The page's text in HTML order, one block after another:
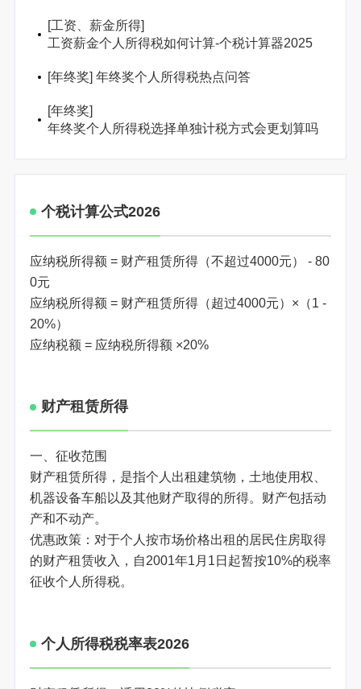
[工资、薪金所得]
工资薪金个人所得税如何计算-个税计算器2025
[年终奖] 年终奖个人所得税热点问答
[年终奖]
年终奖个人所得税选择单独计税方式会更划算吗
个税计算公式2026
应纳税所得额 = 财产租赁所得（不超过4000元） - 80
0元
应纳税所得额 = 财产租赁所得（超过4000元）×（1 -
20%）
应纳税额 = 应纳税所得额 ×20%
财产租赁所得
一、征收范围
财产租赁所得，是指个人出租建筑物，土地使用权、
机器设备车船以及其他财产取得的所得。财产包括动
产和不动产。
优惠政策：对于个人按市场价格出租的居民住房取得
的财产租赁收入，自2001年1月1日起暂按10%的税率
征收个人所得税。
个人所得税税率表2026